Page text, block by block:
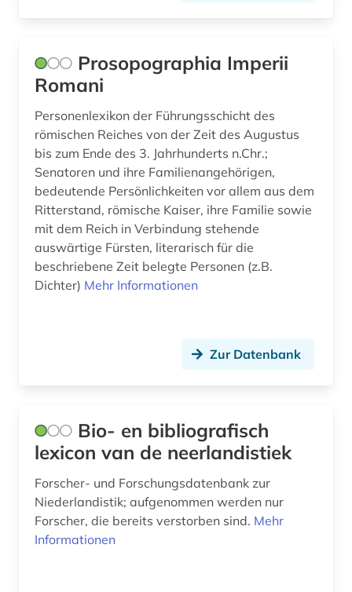
griechenland altertum (1)
grönland (1)
hamburg (1)
handel (1)
heiliger (1)
heine (1)
heinrich (1)
hispanistik (3)
hitler (1)
hochadel (1)
hochschullehrer (1)
Prosopographia Imperii
Romani
Personenlexikon der Führungsschicht des
römischen Reiches von der Zeit des Augustus
bis zum Ende des 3. Jahrhunderts n.Chr.;
Senatoren und ihre Familienangehörigen,
bedeutende Persönlichkeiten vor allem aus dem
Ritterstand, römische Kaiser, ihre Familie sowie
mit dem Reich in Verbindung stehende
auswärtige Fürsten, literarisch für die
beschriebene Zeit belegte Personen (z.B.
Dichter) Mehr Informationen
Zur Datenbank
Bio- en bibliografisch
lexicon van de neerlandistiek
Forscher- und Forschungsdatenbank zur
Niederlandistik; aufgenommen werden nur
Forscher, die bereits verstorben sind. Mehr
Informationen